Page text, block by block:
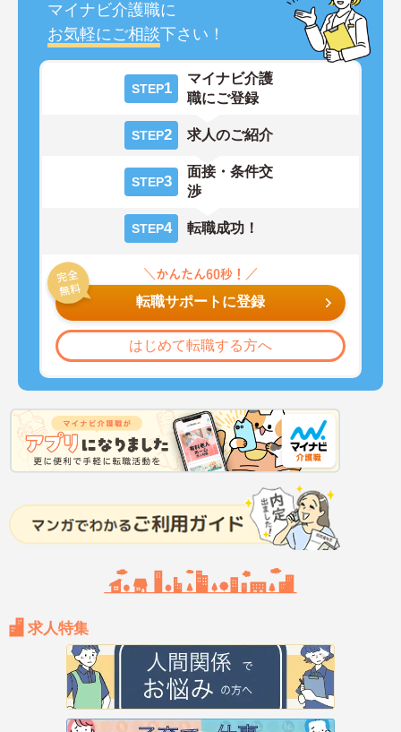
マイナビ介護職に
お気軽にご相談下さい！
STEP1
マイナビ介護
職にご登録
STEP2 求人のご紹介
STEP3
面接・条件交
渉
STEP4 転職成功！
転職サポートに登録
はじめて転職する方へ
求人特集